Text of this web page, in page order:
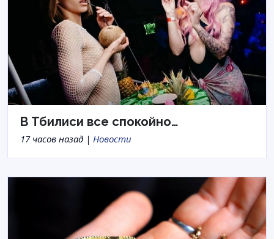
В Тбилиси все спокойно…
17 часов назад | Новости